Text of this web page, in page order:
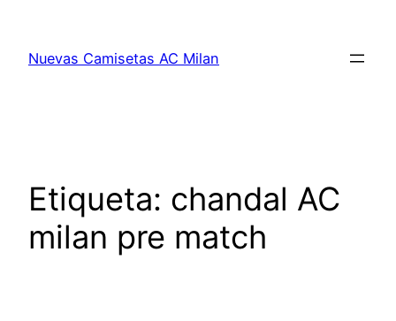
contenido
Nuevas Camisetas AC Milan
Etiqueta: chandal AC
milan pre match